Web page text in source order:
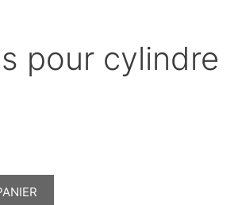
pour cylindre